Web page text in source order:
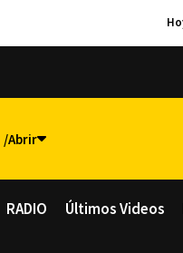
RADIO Últimos Videos